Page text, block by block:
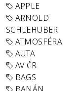
APPLE
ARNOLD
SCHLEHUBER
ATMOSFÉRA
AUTA
AV ČR
BAGS